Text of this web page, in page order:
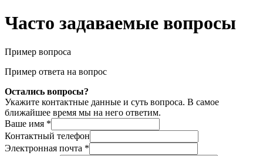
Часто задаваемые вопросы
Пример вопроса
Пример ответа на вопрос
Остались вопросы?
Укажите контактные данные и суть вопроса. В самое
ближайшее время мы на него ответим.
Ваше имя *
Контактный телефон
Электронная почта *